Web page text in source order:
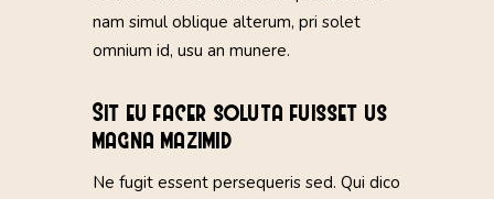
nam simul oblique alterum, pri solet
omnium id, usu an munere.
Sit eu facer soluta fuisset us
magna mazimid
Ne fugit essent persequeris sed. Qui dico